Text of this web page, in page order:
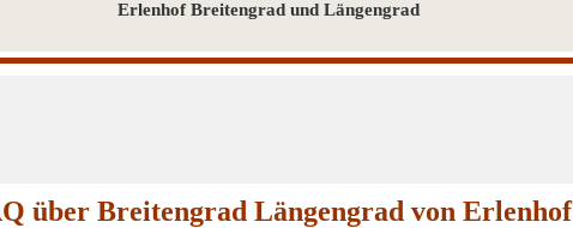
Erlenhof Breitengrad und Längengrad
über Breitengrad Längengrad von Erlenhof